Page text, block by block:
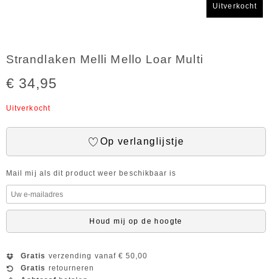
Uitverkocht
Strandlaken Melli Mello Loar Multi
€ 34,95
Uitverkocht
Op verlanglijstje
Mail mij als dit product weer beschikbaar is
Houd mij op de hoogte
Gratis verzending vanaf € 50,00
Gratis retourneren